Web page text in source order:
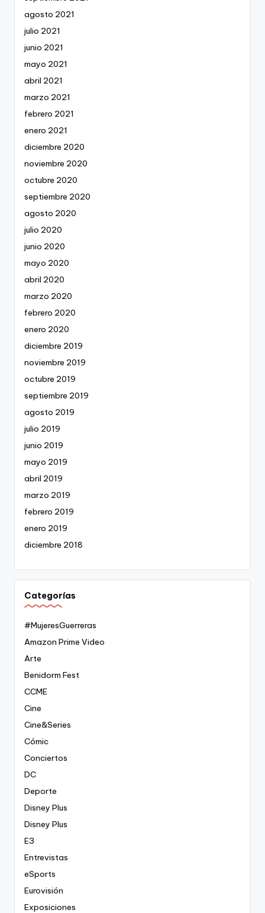
agosto 2021
julio 2021
junio 2021
mayo 2021
abril 2021
marzo 2021
febrero 2021
enero 2021
diciembre 2020
noviembre 2020
octubre 2020
septiembre 2020
agosto 2020
julio 2020
junio 2020
mayo 2020
abril 2020
marzo 2020
febrero 2020
enero 2020
diciembre 2019
noviembre 2019
octubre 2019
septiembre 2019
agosto 2019
julio 2019
junio 2019
mayo 2019
abril 2019
marzo 2019
febrero 2019
enero 2019
diciembre 2018
Categorías
#MujeresGuerreras
Amazon Prime Video
Arte
Benidorm Fest
CCME
Cine
Cine&Series
Cómic
Conciertos
DC
Deporte
Disney Plus
Disney Plus
E3
Entrevistas
eSports
Eurovisión
Exposiciones